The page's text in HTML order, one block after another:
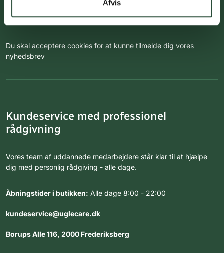
Afvis
Du skal acceptere cookies for at kunne tilmelde dig vores
nyhedsbrev
Kundeservice med professionel
rådgivning
Vores team af uddannede medarbejdere står klar til at hjælpe
dig med personlig rådgiving - alle dage.
Åbningstider i butikken: Alle dage 8:00 - 22:00
kundeservice@uglecare.dk
Borups Alle 116, 2000 Frederiksberg